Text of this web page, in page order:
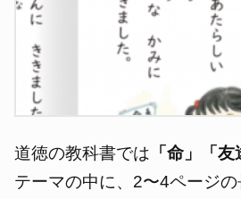
道徳の教科書では 「命」「友
テーマの中に、2〜4ページ